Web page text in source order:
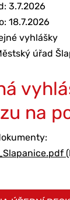
3.7.2026
18.7.2026
vyhlášky
úřad
na